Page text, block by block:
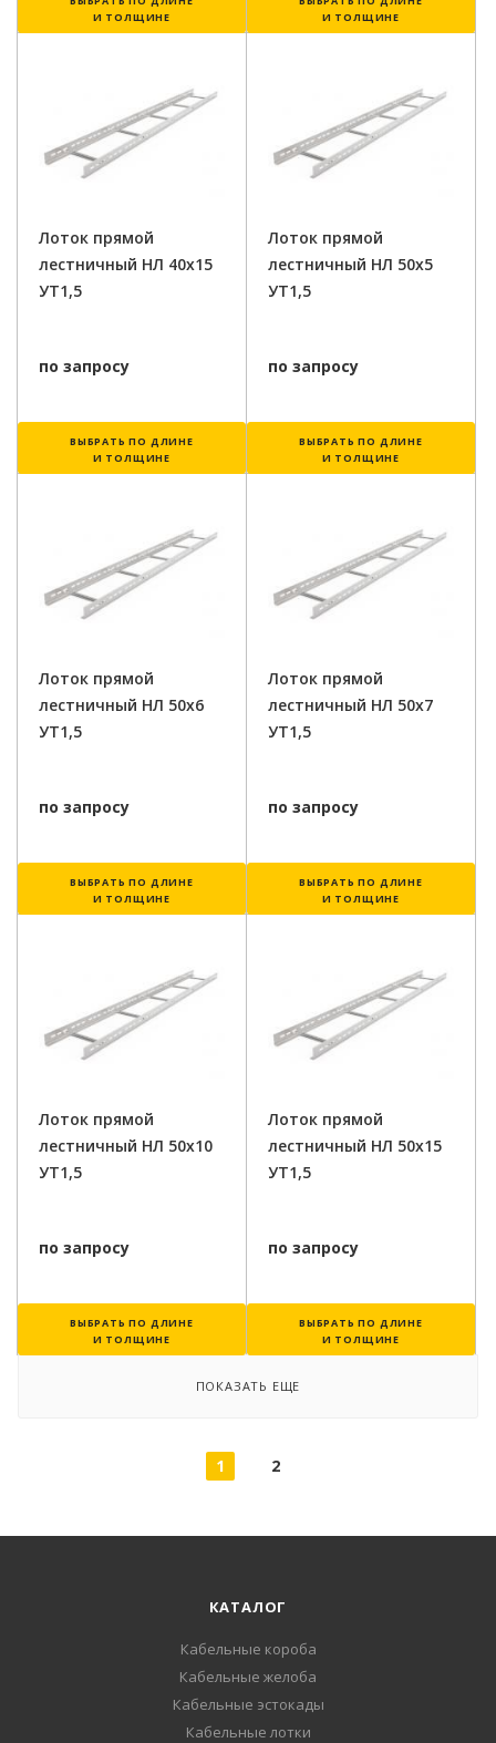
И ТОЛЩИНЕ
И ТОЛЩИНЕ
Лоток прямой
лестничный НЛ 40х15
УТ1,5
по запросу
ВЫБРАТЬ ПО ДЛИНЕ
И ТОЛЩИНЕ
Лоток прямой
лестничный НЛ 50х5
УТ1,5
по запросу
ВЫБРАТЬ ПО ДЛИНЕ
И ТОЛЩИНЕ
Лоток прямой
лестничный НЛ 50х6
УТ1,5
по запросу
ВЫБРАТЬ ПО ДЛИНЕ
И ТОЛЩИНЕ
Лоток прямой
лестничный НЛ 50х7
УТ1,5
по запросу
ВЫБРАТЬ ПО ДЛИНЕ
И ТОЛЩИНЕ
Лоток прямой
лестничный НЛ 50х10
УТ1,5
по запросу
ВЫБРАТЬ ПО ДЛИНЕ
И ТОЛЩИНЕ
Лоток прямой
лестничный НЛ 50х15
УТ1,5
по запросу
ВЫБРАТЬ ПО ДЛИНЕ
И ТОЛЩИНЕ
ПОКАЗАТЬ ЕЩЕ
1 2
КАТАЛОГ
Кабельные короба
Кабельные желоба
Кабельные эстокады
Кабельные лотки